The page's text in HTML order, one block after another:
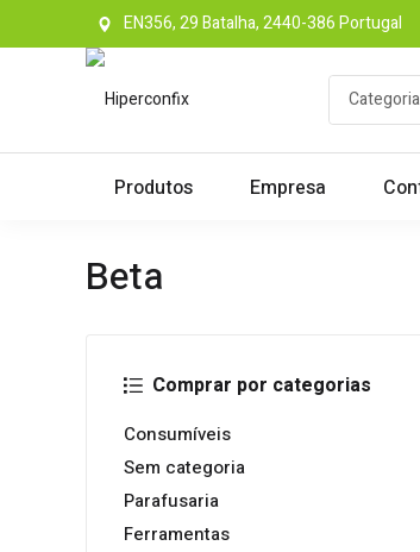
EN356, 29 Batalha, 2440-386 Portugal
Produtos Empresa
Beta
Comprar por categorias
Consumíveis
Sem categoria
Parafusaria
Ferramentas